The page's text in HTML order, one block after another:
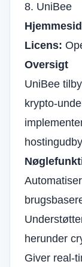
8. UniBee
Licens:
Oversigt
UniBee
krypto-
herunder
Giver real-